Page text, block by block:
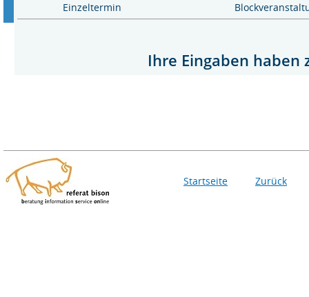
Einzeltermin
Ihre Eingaben haben
Startseite Zurück